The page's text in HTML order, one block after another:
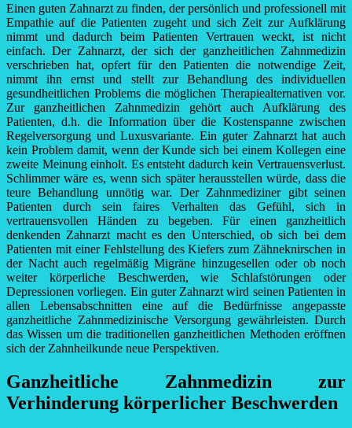
Einen guten Zahnarzt zu finden, der persönlich und professionell mit
Empathie auf die Patienten zugeht und sich Zeit zur Aufklärung
nimmt und dadurch beim Patienten Vertrauen weckt, ist nicht
einfach. Der Zahnarzt, der sich der ganzheitlichen Zahnmedizin
verschrieben hat, opfert für den Patienten die notwendige Zeit,
nimmt ihn ernst und stellt zur Behandlung des individuellen
gesundheitlichen Problems die möglichen Therapiealternativen vor.
Zur ganzheitlichen Zahnmedizin gehört auch Aufklärung des
Patienten, d.h. die Information über die Kostenspanne zwischen
Regelversorgung und Luxusvariante. Ein guter Zahnarzt hat auch
kein Problem damit, wenn der Kunde sich bei einem Kollegen eine
zweite Meinung einholt. Es entsteht dadurch kein Vertrauensverlust.
Schlimmer wäre es, wenn sich später herausstellen würde, dass die
teure Behandlung unnötig war. Der Zahnmediziner gibt seinen
Patienten durch sein faires Verhalten das Gefühl, sich in
vertrauensvollen Händen zu begeben. Für einen ganzheitlich
denkenden Zahnarzt macht es den Unterschied, ob sich bei dem
Patienten mit einer Fehlstellung des Kiefers zum Zähneknirschen in
der Nacht auch regelmäßig Migräne hinzugesellen oder ob noch
weiter körperliche Beschwerden, wie Schlafstörungen oder
Depressionen vorliegen. Ein guter Zahnarzt wird seinen Patienten in
allen Lebensabschnitten eine auf die Bedürfnisse angepasste
ganzheitliche Zahnmedizinische Versorgung gewährleisten. Durch
das Wissen um die traditionellen ganzheitlichen Methoden eröffnen
sich der Zahnheilkunde neue Perspektiven.
Ganzheitliche Zahnmedizin zur
Verhinderung körperlicher Beschwerden